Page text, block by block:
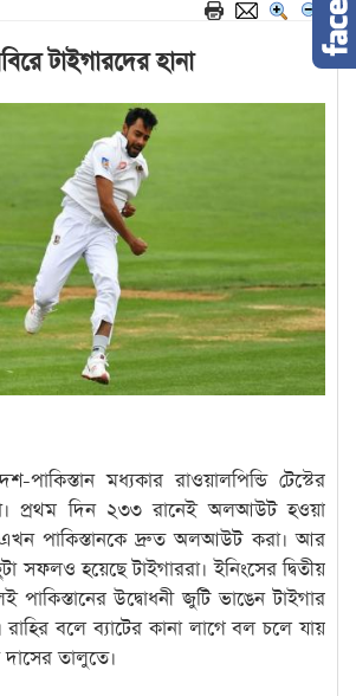
টাইগারদের হানা
পাকিস্তান মধ্যকার রাওয়ালপিন্ডি টেস্টের
প্রথম দিন ২৩৩ রানেই অলআউট হওয়া
এখন পাকিস্তানকে দ্রুত অলআউট করা। আর
সফলও হয়েছে টাইগাররা। ইনিংসের দ্বিতীয়
পাকিস্তানের উদ্বোধনী জুটি ভাঙেন টাইগার
বলে ব্যাটের কানা লাগে বল চলে যায়
তালুতে।